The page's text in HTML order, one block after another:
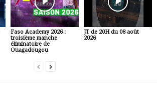
Faso Academy 2026 :
troisième manche
éliminatoire de
Ouagadougou
JT de 20H du 08 août
2026